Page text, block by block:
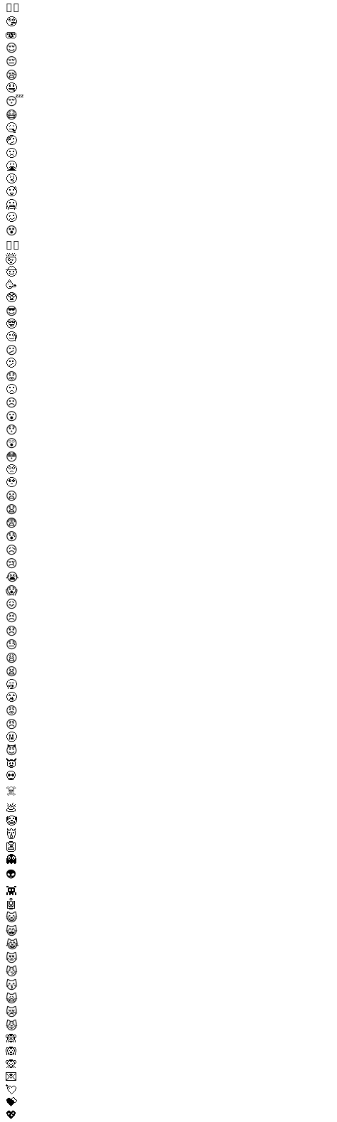
😮‍💨
🤥
🫨
😌
😔
😪
🤤
😴
😷
🤒
🤕
🤢
🤮
🤧
🥵
🥶
🥴
😵
😵‍💫
🤯
🤠
🥳
🥸
😎
🤓
🧐
😕
🫤
😟
🙁
☹️
😮
😯
😲
😳
🥺
🥹
😦
😧
😨
😰
😥
😢
😭
😱
😖
😣
😞
😓
😩
😫
🥱
😤
😡
😠
🤬
😈
👿
💀
☠️
💩
🤡
👹
👺
👻
👽
👾
🤖
😺
😸
😹
😻
😼
😽
🙀
😿
😾
🙈
🙉
🙊
💌
💘
💝
💖